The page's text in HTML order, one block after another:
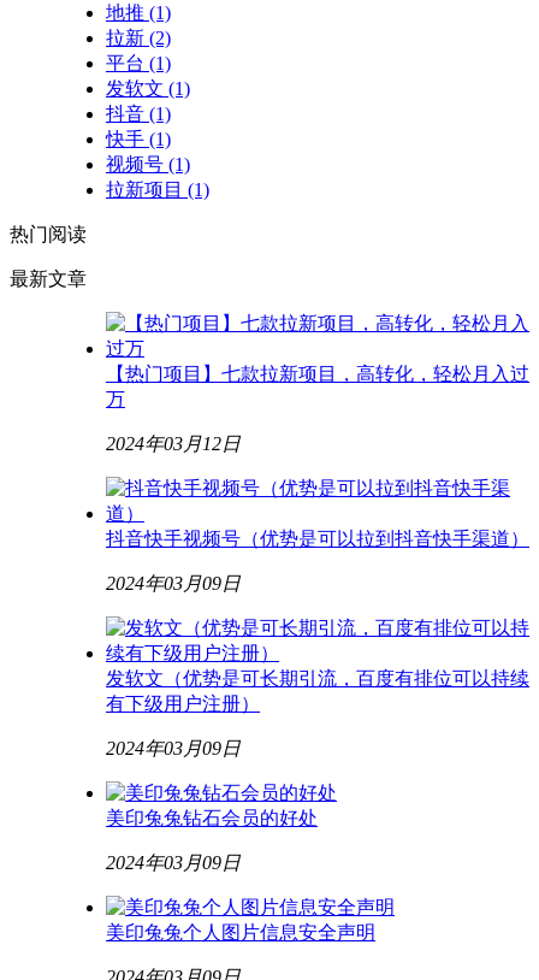
地推 (1)
拉新 (2)
平台 (1)
发软文 (1)
抖音 (1)
快手 (1)
视频号 (1)
拉新项目 (1)
热门阅读
最新文章
【热门项目】七款拉新项目，高转化，轻松月入过
万
2024年03月12日
抖音快手视频号（优势是可以拉到抖音快手渠道）
2024年03月09日
发软文（优势是可长期引流，百度有排位可以持续
有下级用户注册）
2024年03月09日
美印兔兔钻石会员的好处
2024年03月09日
美印兔兔个人图片信息安全声明